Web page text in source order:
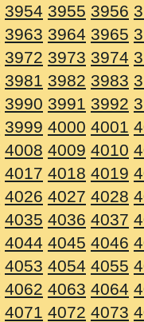
3954 3955 3956
3963 3964 3965
3972 3973 3974
3981 3982 3983
3990 3991 3992
3999 4000 4001
4008 4009 4010
4017 4018 4019
4026 4027 4028
4035 4036 4037
4044 4045 4046
4053 4054 4055
4062 4063 4064
4071 4072 4073